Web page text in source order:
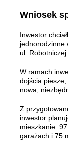
Wniosek
Inwestor
jednorodzinne
ul. Robotniczej
W ramach
dojścia
nowa,
Z
inwestor
mieszkanie:
garażach i 75